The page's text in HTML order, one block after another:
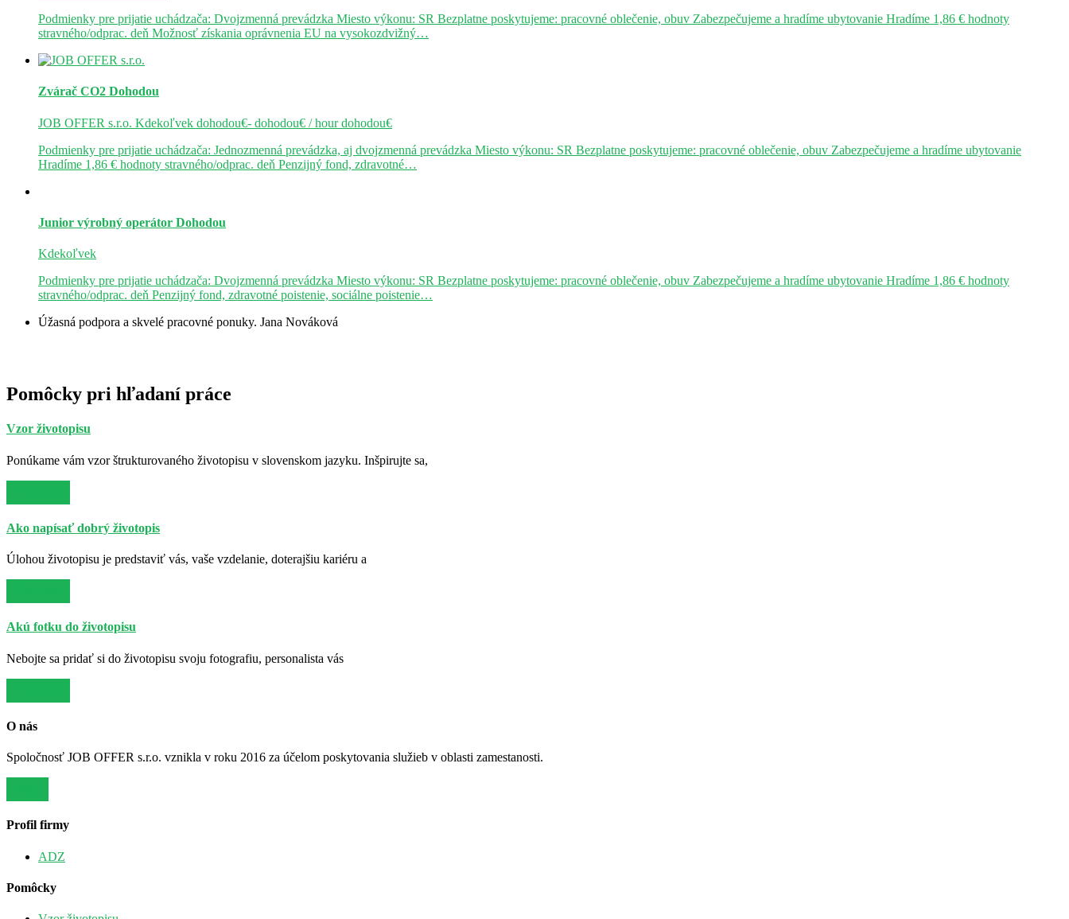
Podmienky pre prijatie uchádzača: Dvojzmenná prevádzka Miesto výkonu: SR Bezplatne poskytujeme: pracovné oblečenie, obuv Zabezpečujeme a hradíme ubytovanie Hradíme 1,86 € hodnoty
stravného/odprac. deň Možnosť získania oprávnenia EU na vysokozdvižný…
Zvárač CO2 Dohodou
JOB OFFER s.r.o. Kdekoľvek dohodou€- dohodou€ / hourdohodou€
Podmienky pre prijatie uchádzača: Jednozmenná prevádzka, aj dvojzmenná prevádzka Miesto výkonu: SR Bezplatne poskytujeme: pracovné oblečenie, obuv Zabezpečujeme a hradíme ubytovanie
Hradíme 1,86 € hodnoty stravného/odprac. deň Penzijný fond, zdravotné…
Junior výrobný operátor Dohodou
Kdekoľvek
Podmienky pre prijatie uchádzača: Dvojzmenná prevádzka Miesto výkonu: SR Bezplatne poskytujeme: pracovné oblečenie, obuv Zabezpečujeme a hradíme ubytovanie Hradíme 1,86 € hodnoty
stravného/odprac. deň Penzijný fond, zdravotné poistenie, sociálne poistenie…
Úžasná podpora a skvelé pracovné ponuky. Jana Nováková
Pomôcky pri hľadaní práce
Vzor životopisu
Ponúkame vám vzor štrukturovaného životopisu v slovenskom jazyku. Inšpirujte sa,
Ako napísať dobrý životopis
Úlohou životopisu je predstaviť vás, vaše vzdelanie, doterajšiu kariéru a
Akú fotku do životopisu
Nebojte sa pridať si do životopisu svoju fotografiu, personalista vás
O nás
Spoločnosť JOB OFFER s.r.o. vznikla v roku 2016 za účelom poskytovania služieb v oblasti zamestanosti.
Profil firmy
ADZ
Pomôcky